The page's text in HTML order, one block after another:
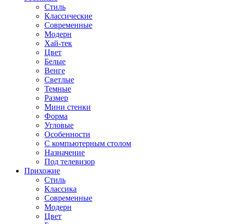
Стиль
Классические
Современные
Модерн
Хай-тек
Цвет
Белые
Венге
Светлые
Темные
Размер
Мини стенки
Форма
Угловые
Особенности
С компьютерным столом
Назначение
Под телевизор
Прихожие
Стиль
Классика
Современные
Модерн
Цвет